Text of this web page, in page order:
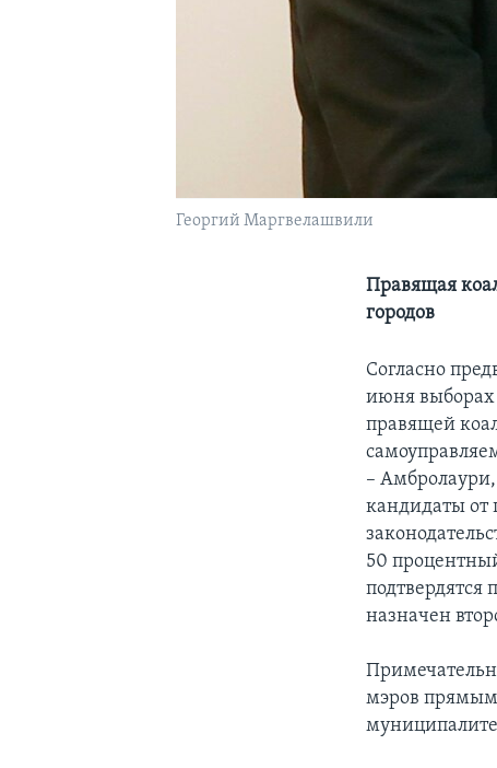
Георгий Маргвелашвили
Правящая
городов
Согласно
июня выборах
правящей
–
кандидаты от
50
подтвердятся
назначен
мэров прямым